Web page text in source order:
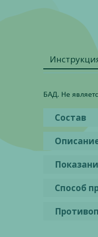
БАД. Не
Состав
Способ